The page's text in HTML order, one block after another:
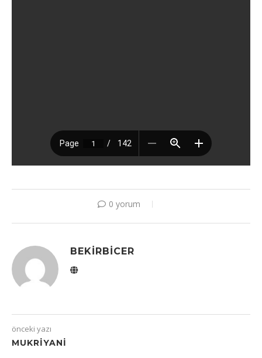
0 yorum
BEKIRBICER
önceki yazı
MUKRIYANI